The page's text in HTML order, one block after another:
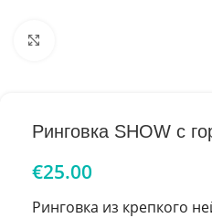
Ринговка SHOW с
€25.00
Ринговка из крепкого